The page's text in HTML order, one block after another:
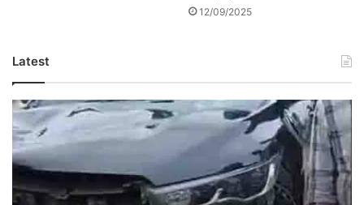
12/09/2025
Latest
Betul
RTO
Vehicle
Accident:
बैतूल-
भोपाल